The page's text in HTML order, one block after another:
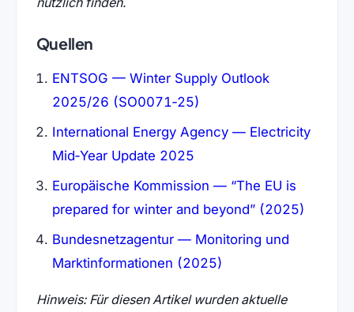
Quellen
ENTSOG — Winter Supply Outlook
2025/26 (SO0071‑25)
International Energy Agency — Electricity
Mid‑Year Update 2025
Europäische Kommission — “The EU is
prepared for winter and beyond” (2025)
Bundesnetzagentur — Monitoring und
Marktinformationen (2025)
Hinweis: Für diesen Artikel wurden aktuelle